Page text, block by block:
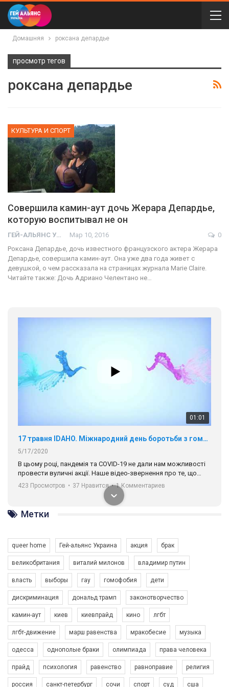
Домашняя роксана депардье
просмотр тегов
роксана депардье
КУЛЬТУРА И СПОРТ
Совершила камин-аут дочь Жерара Депардье,
которую воспитывал не он
ГЕЙ-АЛЬЯНС УКРАИНА Мар 10, 2016
0
Роксана Депардье, дочь известного французского актера Жерара
Депардье, совершила камин-аут. Она уже два года живет с
девушкой, о чем рассказала на страницах журнала Marie Claire.
Читайте также: Дочь Адриано Челентано не…
01:01
17 травня IDAHO. Міжнародний день боротьби з гомофобією трансфобією і біфобія.
5/17/2020
В цьому році, пандемія та COVІD-19 не дали нам можливості
провести вуличні акції. Наше відео-звернення про те, що
навіть коли ми у різних містах та не можемо зустрінеться, ми
разом. Ми закликаємо всіх хто поділяє цінності рівності та
солідарності, приєднатися до нас. Регіональні підрозділи
ГАУ є в 16 областях України.
Разом наш голос лунає гучніше!
423 Просмотров • 37 Нравится • 1 Комментариев
Зупинимо насильство проти ЛГБТ в Україні! Stop violence against LGBT in Ukraine!
6/30/2017
Емоційний та вражаючий промо-ролік на конкурс PACT, який
представляє програму "Гей-альянс Україна" з протидії
насильству проти ЛГБТ в Україні.
1.9K Просмотров • 226 Нравится • 5 Комментариев
Метки
queer home Гей-альянс Украина акция брак
великобритания виталий милонов владимир путин
власть выборы гау гомофобия дети
дискриминация дональд трамп законотворчество
камин-аут киев киевпрайд кино лгбт
лгбт-движение марш равенства мракобесие музыка
одесса однополые браки олимпиада права человека
прайд психология равенство равноправие религия
россия санкт-петербург сочи спорт суд сша